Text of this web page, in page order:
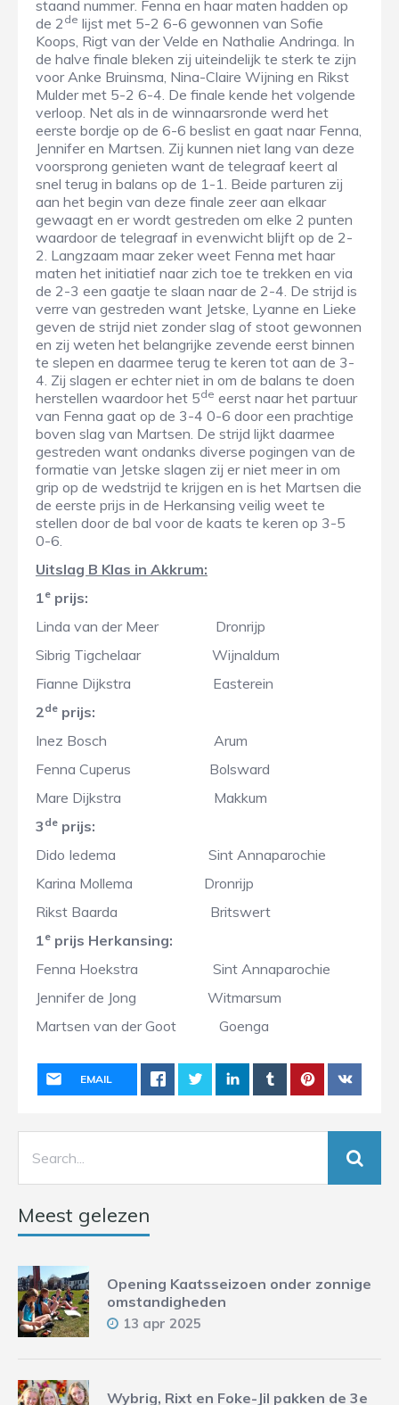
staand nummer. Fenna en haar maten hadden op
de 2 de lijst met 5-2 6-6 gewonnen van Sofie
Koops, Rigt van der Velde en Nathalie Andringa. In
de halve finale bleken zij uiteindelijk te sterk te zijn
voor Anke Bruinsma, Nina-Claire Wijning en Rikst
Mulder met 5-2 6-4. De finale kende het volgende
verloop. Net als in de winnaarsronde werd het
eerste bordje op de 6-6 beslist en gaat naar Fenna,
Jennifer en Martsen. Zij kunnen niet lang van deze
voorsprong genieten want de telegraaf keert al
snel terug in balans op de 1-1. Beide parturen zij
aan het begin van deze finale zeer aan elkaar
gewaagt en er wordt gestreden om elke 2 punten
waardoor de telegraaf in evenwicht blijft op de 2-
2. Langzaam maar zeker weet Fenna met haar
maten het initiatief naar zich toe te trekken en via
de 2-3 een gaatje te slaan naar de 2-4. De strijd is
verre van gestreden want Jetske, Lyanne en Lieke
geven de strijd niet zonder slag of stoot gewonnen
en zij weten het belangrijke zevende eerst binnen
te slepen en daarmee terug te keren tot aan de 3-
4. Zij slagen er echter niet in om de balans te doen
herstellen waardoor het 5de eerst naar het partuur
van Fenna gaat op de 3-4 0-6 door een prachtige
boven slag van Martsen. De strijd lijkt daarmee
gestreden want ondanks diverse pogingen van de
formatie van Jetske slagen zij er niet meer in om
grip op de wedstrijd te krijgen en is het Martsen die
de eerste prijs in de Herkansing veilig weet te
stellen door de bal voor de kaats te keren op 3-5
0-6.
Uitslag B Klas in Akkrum:
1e prijs:
Linda van der Meer Dronrijp
Sibrig Tigchelaar Wijnaldum
Fianne Dijkstra Easterein
2de prijs:
Inez Bosch Arum
Fenna Cuperus Bolsward
Mare Dijkstra Makkum
3 de prijs:
Dido Iedema Sint Annaparochie
Karina Mollema Dronrijp
Rikst Baarda Britswert
1e prijs Herkansing:
Fenna Hoekstra Sint Annaparochie
Jennifer de Jong Witmarsum
Martsen van der Goot Goenga
EMAIL
Meest gelezen
Opening Kaatsseizoen onder zonnige
omstandigheden
13 apr 2025
Wybrig, Rixt en Foke-Jil pakken de 3e